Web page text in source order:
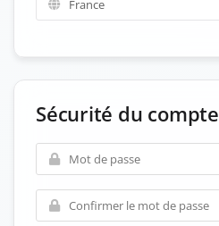
Sécurité du compte